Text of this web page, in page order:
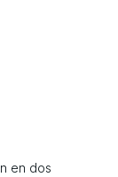
en dos